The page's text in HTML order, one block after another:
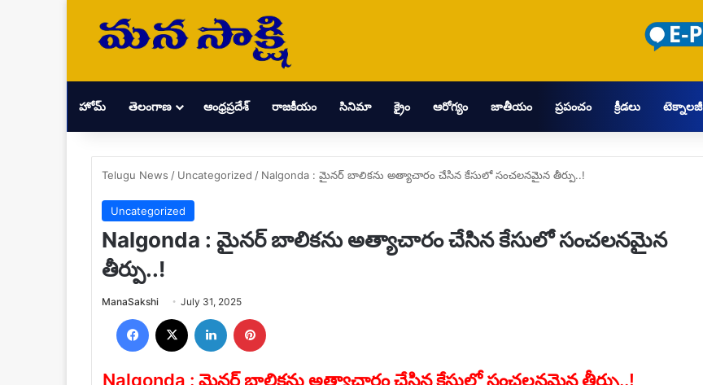
హోమ్ తెలంగాణ ఆంధ్రప్రదేశ్ రాజకీయం సినిమా క్రైం ఆరోగ్యం జాతీయం ప్రపంచం క్రీడలు టెక్నాలజీ
Telugu News / Uncategorized / Nalgonda : మైనర్ బాలికను అత్యాచారం చేసిన కేసులో సంచలనమైన తీర్పు..!
Uncategorized
Nalgonda : మైనర్ బాలికను అత్యాచారం చేసిన కేసులో సంచలనమైన
తీర్పు..!
ManaSakshiSend
email
July 31, 2025
Facebook LinkedIn
Nalgonda : మైనర్ బాలికను అత్యాచారం చేసిన కేసులో సంచలనమైన తీర్పు..!